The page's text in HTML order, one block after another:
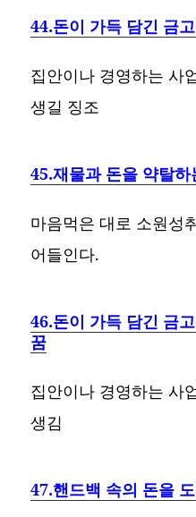
44.돈이 가득 담긴 금
집안이나 경영하는 사
생길 징조
45.재물과 돈을 약탈하
마음먹은 대로 소원성
어들인다.
46.돈이 가득 담긴 금
꿈
집안이나 경영하는 사
생김
47.핸드백 속의 돈을